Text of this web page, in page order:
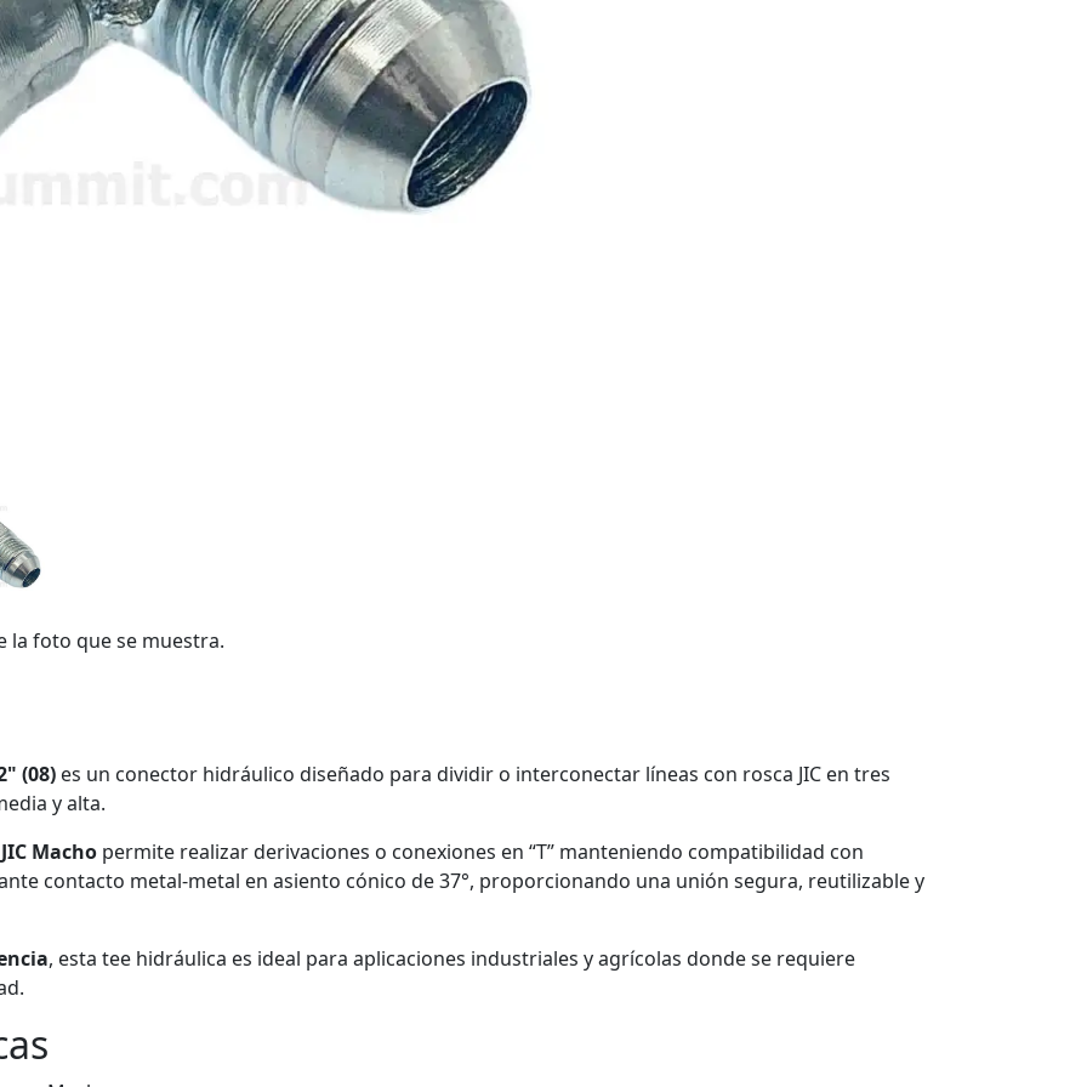
la foto que se muestra.
(08) es un conector hidráulico diseñado para dividir o interconectar líneas con rosca JIC en tres
y alta.
Macho permite realizar derivaciones o conexiones en “T” manteniendo compatibilidad con
contacto metal-metal en asiento cónico de 37°, proporcionando una unión segura, reutilizable y
, esta tee hidráulica es ideal para aplicaciones industriales y agrícolas donde se requiere